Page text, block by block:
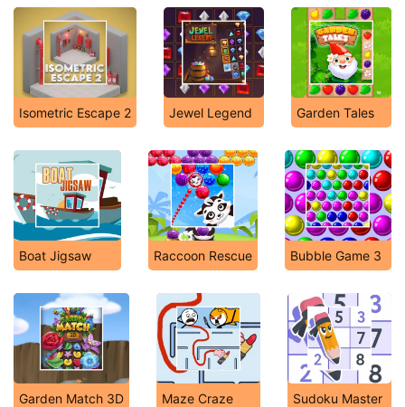
Isometric Escape 2 Jewel Legend Garden Tales
Boat Jigsaw Raccoon Rescue Bubble Game 3
Garden Match 3D Maze Craze Sudoku Master